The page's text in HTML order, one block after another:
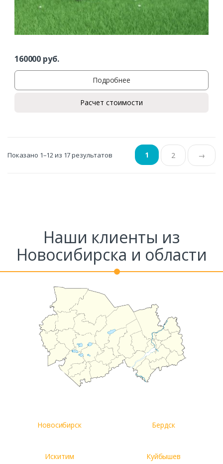
160000 руб.
Подробнее
Расчет стоимости
Показано 1–12 из 17 результатов 1 2 →
Наши клиенты из
Новосибирска и области
Новосибирск Бердск
Искитим Куйбышев